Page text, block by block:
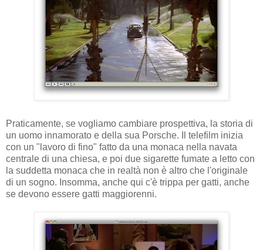
Praticamente, se vogliamo cambiare prospettiva, la storia di
un uomo innamorato e della sua Porsche. Il telefilm inizia
con un "lavoro di fino" fatto da una monaca nella navata
centrale di una chiesa, e poi due sigarette fumate a letto con
la suddetta monaca che in realtà non è altro che l'originale
di un sogno. Insomma, anche qui c'è trippa per gatti, anche
se devono essere gatti maggiorenni.